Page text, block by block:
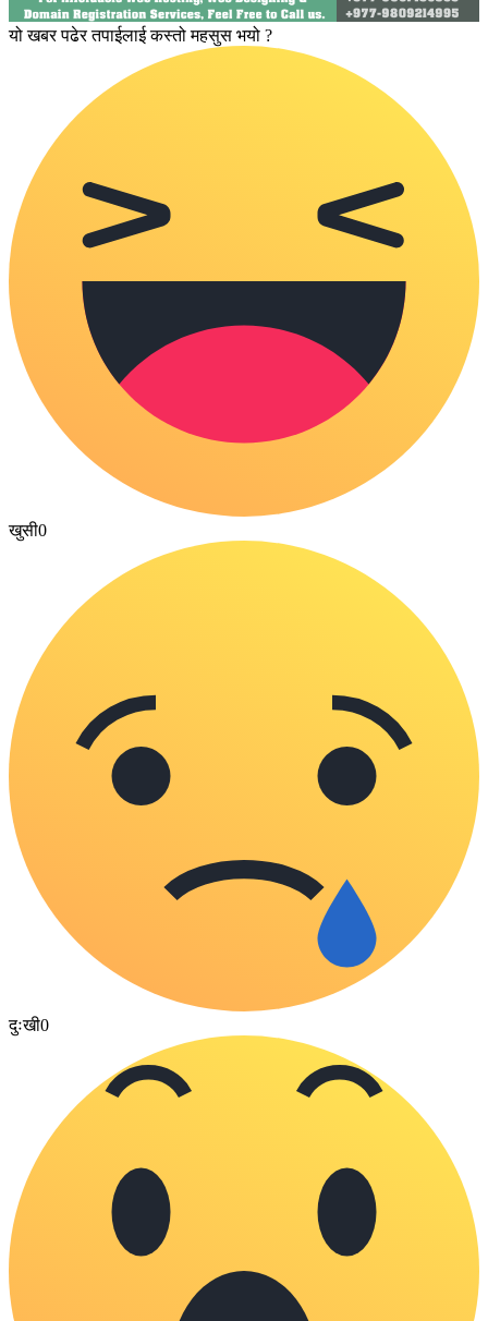
यो खबर पढेर तपाईलाई कस्तो महसुस भयो ?
खुसी0
दुःखी0